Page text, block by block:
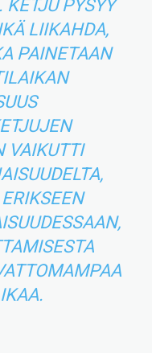
KETJU PYSYY
LIIKAHDA,
PAINETAAN
VAIKUTTI